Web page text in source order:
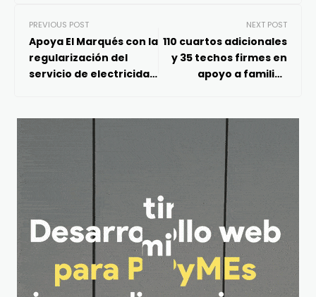
PREVIOUS POST
Apoya El Marqués con la
regularización del
servicio de electricidad
NEXT POST
110 cuartos adicionales
y 35 techos firmes en
apoyo a familias